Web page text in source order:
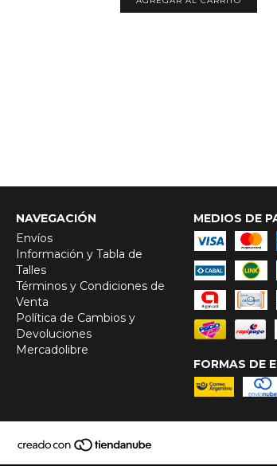
NAVEGACIÓN
Envíos
Información y Tabla de
Talles
Términos y Condiciones de
Venta
Política de Cambios y
Devoluciones
Mercadolibre
MEDIOS DE
FORMAS DE